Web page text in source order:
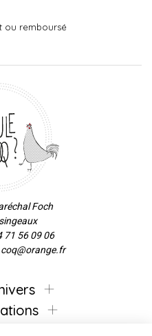
ou remboursé
Foch
71 56 09 06